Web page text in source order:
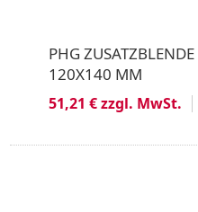
PHG
120X140 MM
51,21 € zzgl. MwSt.